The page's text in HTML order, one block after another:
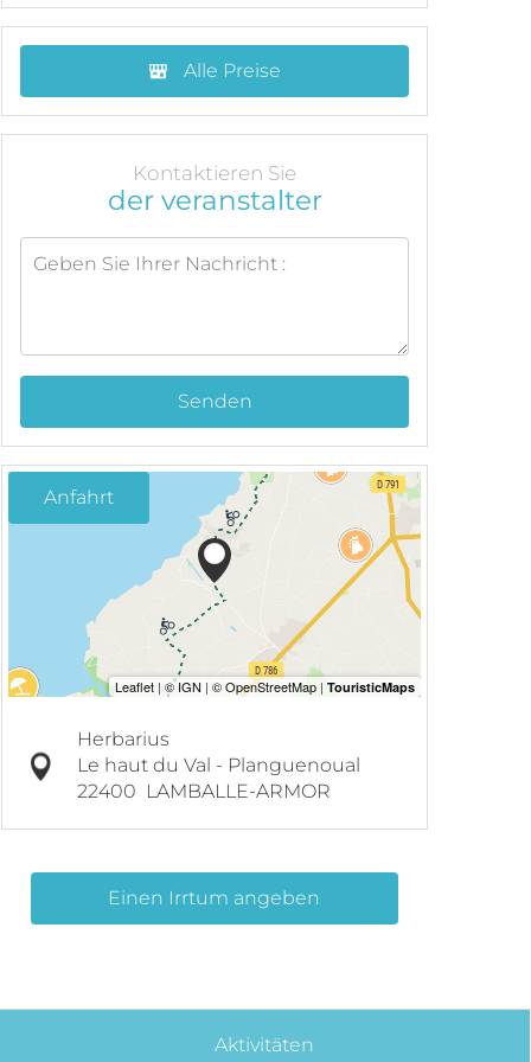
Alle Preise
Kontaktieren Sie
der veranstalter
Senden
Anfahrt
Herbarius
Le haut du Val - Planguenoual
22400 LAMBALLE-ARMOR
Einen Irrtum angeben
Aktivitäten